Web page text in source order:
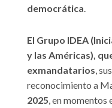
democrática.
El Grupo IDEA
y las Américas),
exmandatarios,
reconocimiento a
2025, en momentos